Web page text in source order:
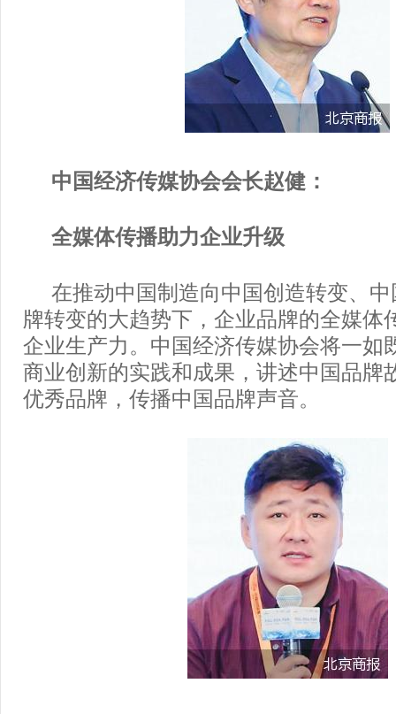
中国经济传媒协会会长赵健：
全媒体传播助力企业升级
在推动中国制造向中国创造转变、
牌转变的大趋势下，企业品牌的全媒体
企业生产力。中国经济传媒协会将一如
商业创新的实践和成果，讲述中国品牌
优秀品牌，传播中国品牌声音。